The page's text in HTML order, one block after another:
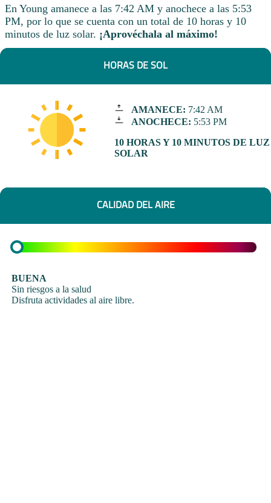
En Young amanece a las 7:42 AM y anochece a las 5:53
PM, por lo que se cuenta con un total de 10 horas y 10
minutos de luz solar. ¡Aprovéchala al máximo!
HORAS DE SOL
AMANECE: 7:42 AM
ANOCHECE: 5:53 PM
10 HORAS Y 10 MINUTOS DE LUZ
SOLAR
CALIDAD DEL AIRE
BUENA
Sin riesgos a la salud
Disfruta actividades al aire libre.